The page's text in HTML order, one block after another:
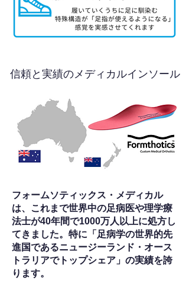
信頼と実績のメディカルインソール
フォームソティックス・メディカル
は、これまで世界中の足病医や理学療
法士が40年間で1000万人以上に処方し
てきました。特に「足病学の世界的先
進国であるニュージーランド・オース
トラリアでトップシェア」の実績を誇
ります。